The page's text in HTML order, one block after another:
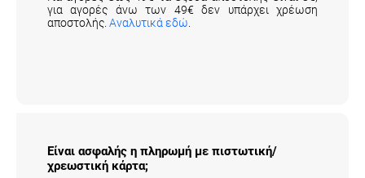
Για αγορές έως 49€ τα έξοδα αποστολής είναι 3€,
για αγορές άνω των 49€ δεν υπάρχει χρέωση
Είναι ασφαλής η πληρωμή με πιστωτική/
χρεωστική κάρτα;